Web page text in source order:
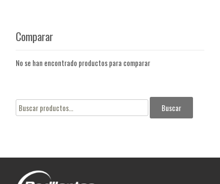
Comparar
No se han encontrado productos para comparar
Buscar
por:
Buscar